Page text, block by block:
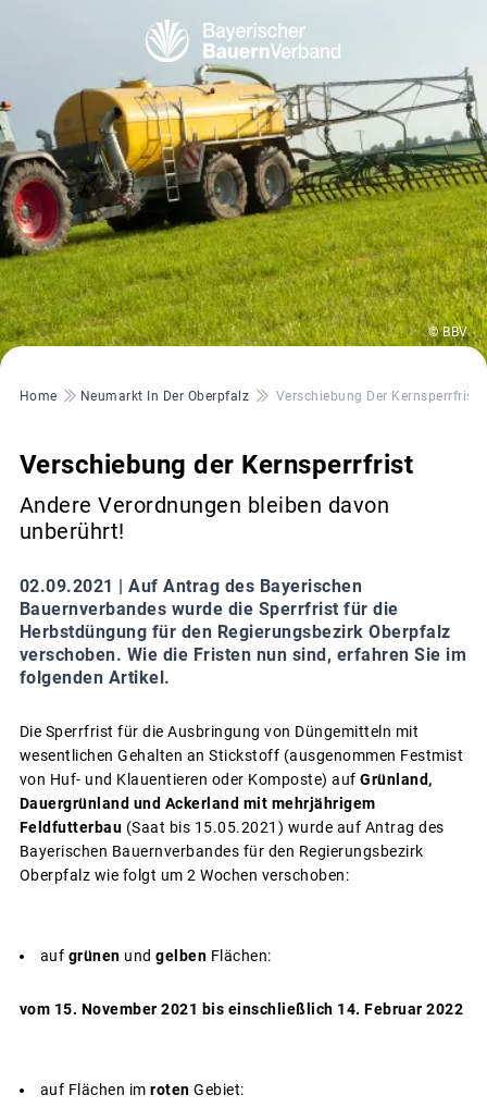
© BBV
Pfadnavigation
Home Neumarkt In Der Oberpfalz Verschiebung Der Kernsperrfrist
Verschiebung der Kernsperrfrist
Andere Verordnungen bleiben davon
unberührt!
02.09.2021 | Auf Antrag des Bayerischen
Bauernverbandes wurde die Sperrfrist für die
Herbstdüngung für den Regierungsbezirk Oberpfalz
verschoben. Wie die Fristen nun sind, erfahren Sie im
folgenden Artikel.
Die Sperrfrist für die Ausbringung von Düngemitteln mit
wesentlichen Gehalten an Stickstoff (ausgenommen Festmist
von Huf- und Klauentieren oder Komposte) auf Grünland,
Dauergrünland und Ackerland mit mehrjährigem
Feldfutterbau (Saat bis 15.05.2021) wurde auf Antrag des
Bayerischen Bauernverbandes für den Regierungsbezirk
Oberpfalz wie folgt um 2 Wochen verschoben:
auf grünen und gelben Flächen:
vom 15. November 2021 bis einschließlich 14. Februar 2022
auf Flächen im roten Gebiet: